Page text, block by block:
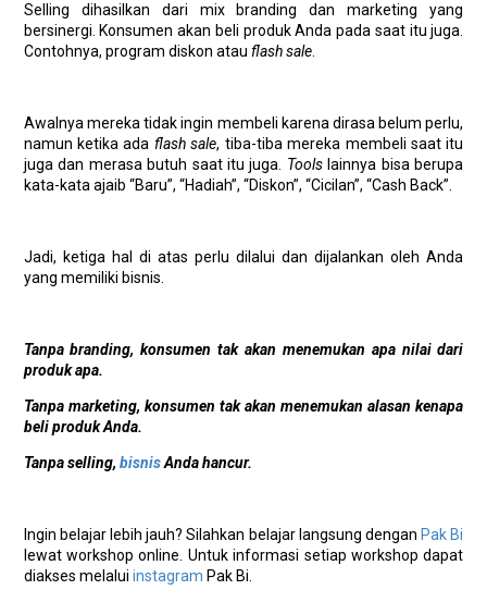
Selling dihasilkan dari mix branding dan marketing yang
bersinergi. Konsumen akan beli produk Anda pada saat itu juga.
Contohnya, program diskon atau flash sale.
Awalnya mereka tidak ingin membeli karena dirasa belum perlu,
namun ketika ada flash sale, tiba-tiba mereka membeli saat itu
juga dan merasa butuh saat itu juga. Toolslainnya bisa berupa
kata-kata ajaib “Baru”, “Hadiah”, “Diskon”, “Cicilan”, “Cash Back”.
Jadi, ketiga hal di atas perlu dilalui dan dijalankan oleh Anda
yang memiliki bisnis.
Tanpa branding, konsumen tak akan menemukan apa nilai dari
produk apa.
Tanpa marketing, konsumen tak akan menemukan alasan kenapa
beli produk Anda.
Tanpa selling, bisnisAnda hancur.
Ingin belajar lebih jauh? Silahkan belajar langsung dengan Pak Bi
lewat workshop online. Untuk informasi setiap workshop dapat
diakses melalui instagram Pak Bi.